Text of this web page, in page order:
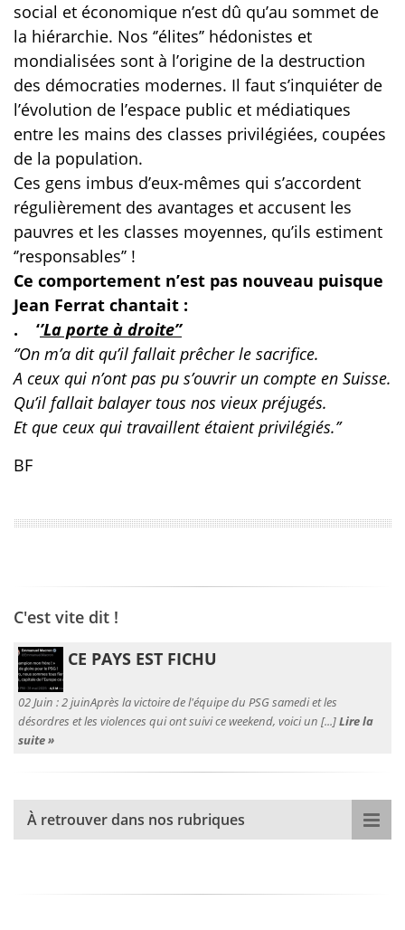
social et économique n’est dû qu’au sommet de
la hiérarchie. Nos ‘’élites’’ hédonistes et
mondialisées sont à l’origine de la destruction
des démocraties modernes. Il faut s’inquiéter de
l’évolution de l’espace public et médiatiques
entre les mains des classes privilégiées, coupées
de la population.
Ces gens imbus d’eux-mêmes qui s’accordent
régulièrement des avantages et accusent les
pauvres et les classes moyennes, qu’ils estiment
‘’responsables’’ !
Ce comportement n’est pas nouveau puisque
Jean Ferrat chantait :
. ‘’La porte à droite’’
‘’On m’a dit qu’il fallait prêcher le sacrifice.
A ceux qui n’ont pas pu s’ouvrir un compte en Suisse.
Qu’il fallait balayer tous nos vieux préjugés.
Et que ceux qui travaillent étaient privilégiés.’’
BF
C'est vite dit !
CE PAYS EST FICHU
02 Juin :2 juinAprès la victoire de l'équipe du PSG samedi et les
désordres et les violences qui ont suivi ce weekend, voici un [...]Lire la
suite »
À retrouver dans nos rubriques